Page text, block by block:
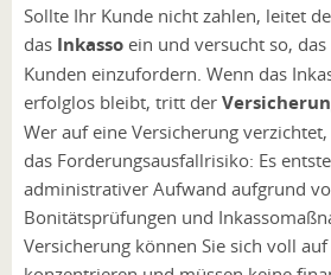
Sollte Ihr Kunde nicht zahlen, leitet
das Inkasso ein und versucht so,
Kunden einzufordern. Wenn das
erfolglos bleibt, tritt der
Wer auf eine Versicherung
das Forderungsausfallrisiko: Es
administrativer Aufwand aufgrund
Bonitätsprüfungen und
Versicherung können Sie sich voll